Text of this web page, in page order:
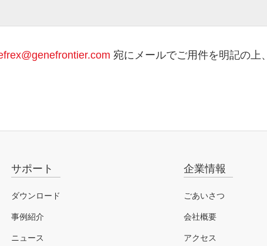
ートで提示する遺伝子配列情報は、弊社が推奨する5' UTRの配列に対
宛にメールでご用件を明記の上
サポート
ダウンロード
事例紹介
ニュース
企業情報
ごあいさつ
会社概要
アクセス